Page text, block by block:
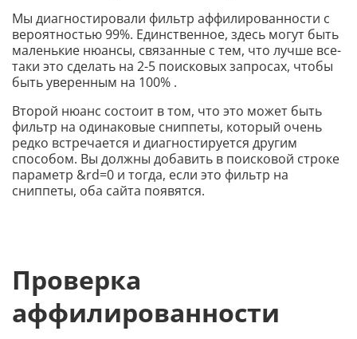
Мы диагностировали фильтр аффилированности с
вероятностью 99%. Единственное, здесь могут быть
маленькие нюансы, связанные с тем, что лучше все-
таки это сделать на 2-5 поисковых запросах, чтобы
быть уверенным на 100% .
Второй нюанс состоит в том, что это может быть
фильтр на одинаковые сниппеты, который очень
редко встречается и диагностируется другим
способом. Вы должны добавить в поисковой строке
параметр &rd=0 и тогда, если это фильтр на
сниппеты, оба сайта появятся.
Проверка
аффилированности